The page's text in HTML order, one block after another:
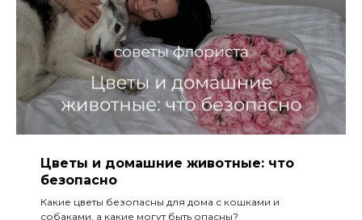
Цветы и домашние животные: что
безопасно
Какие цветы безопасны для дома с кошками и
собаками, а какие могут быть опасны?